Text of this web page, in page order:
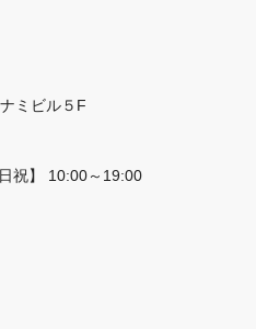
ミビル５F
祝】 10:00～19:00